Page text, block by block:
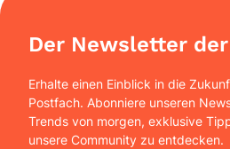
Der Newsletter
Erhalte einen Einblick in die
Postfach. Abonniere unseren
Trends von morgen, exklusive
unsere Community zu entdecken.